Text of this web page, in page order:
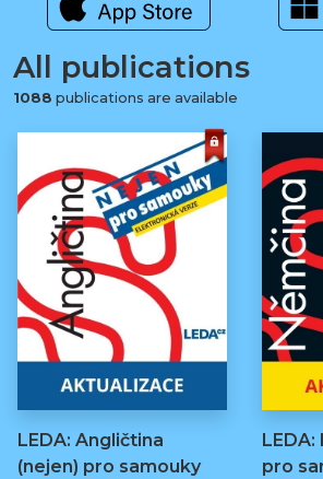
All publications
1088 publications are available
LEDA: Angličtina
(nejen) pro samouky
pro